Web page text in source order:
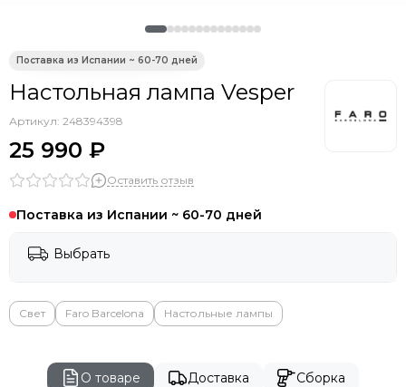
Настольная лампа Vesper
Артикул: 248394398
25 990 ₽
Оставить отзыв
Поставка из Испании ~ 60-70 дней
Выбрать
Свет Faro Barcelona Настольные лампы
О товаре Доставка
Сборка